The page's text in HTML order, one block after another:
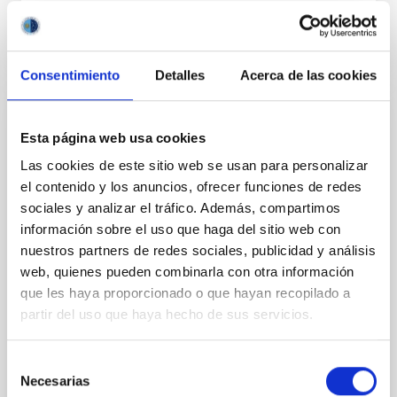
Consentimiento Detalles Acerca de las cookies
Esta página web usa cookies
Las cookies de este sitio web se usan para personalizar
el contenido y los anuncios, ofrecer funciones de redes
sociales y analizar el tráfico. Además, compartimos
información sobre el uso que haga del sitio web con
nuestros partners de redes sociales, publicidad y análisis
web, quienes pueden combinarla con otra información
que les haya proporcionado o que hayan recopilado a
partir del uso que haya hecho de sus servicios.
Necesarias
EMPLEO
UN TITULADO/A SUPERIOR, FUERA DE
CONVENIO, EN LA MODALIDAD DE
CONTRATO LABORAL DE OBRA O
SERVICIO PARA LA REALIZACIÓN DE UN
PROYECTO ESPECÍFICO DE
INVESTIGACIÓN CIENTÍFICA O TÉCNICA.
INGENIERO/A INFORMÁTICO-ENERGY
EFFICIENCY LABS-EELABS (REF. PS-2019-
Resolución de la Dirección del Consorcio Público